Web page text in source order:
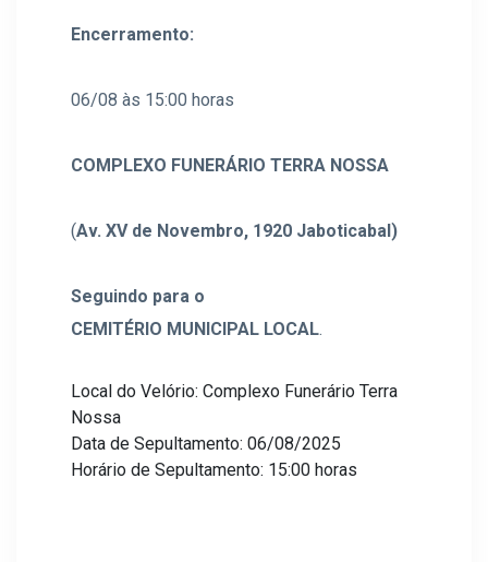
Encerramento:
06/08 às 15:00 horas
COMPLEXO FUNERÁRIO TERRA NOSSA
(Av. XV de Novembro, 1920 Jaboticabal)
Seguindo para o
CEMITÉRIO MUNICIPAL LOCAL.
Local do Velório: Complexo Funerário Terra
Nossa
Data de Sepultamento: 06/08/2025
Horário de Sepultamento: 15:00 horas